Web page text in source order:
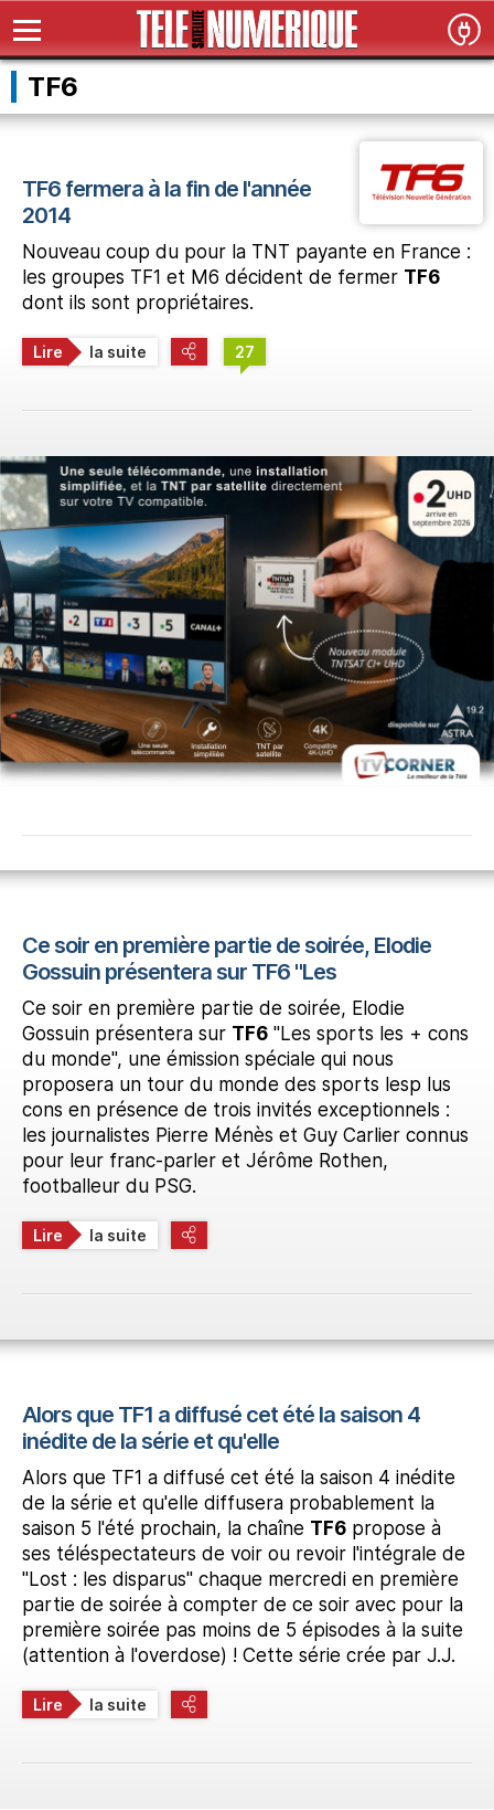
TF6
TF6 fermera à la fin de l'année
2014
Nouveau coup du pour la TNT payante en France :
les groupes TF1 et M6 décident de fermer TF6
dont ils sont propriétaires.
Lire la suite 27
Ce soir en première partie de soirée, Elodie
Gossuin présentera sur TF6 "Les
Ce soir en première partie de soirée, Elodie
Gossuin présentera sur TF6 "Les sports les + cons
du monde", une émission spéciale qui nous
proposera un tour du monde des sports lesp lus
cons en présence de trois invités exceptionnels :
les journalistes Pierre Ménès et Guy Carlier connus
pour leur franc-parler et Jérôme Rothen,
footballeur du PSG.
Lire la suite
Alors que TF1 a diffusé cet été la saison 4
inédite de la série et qu'elle
Alors que TF1 a diffusé cet été la saison 4 inédite
de la série et qu'elle diffusera probablement la
saison 5 l'été prochain, la chaîne TF6 propose à
ses téléspectateurs de voir ou revoir l'intégrale de
"Lost : les disparus" chaque mercredi en première
partie de soirée à compter de ce soir avec pour la
première soirée pas moins de 5 épisodes à la suite
(attention à l'overdose) ! Cette série crée par J.J.
Lire la suite